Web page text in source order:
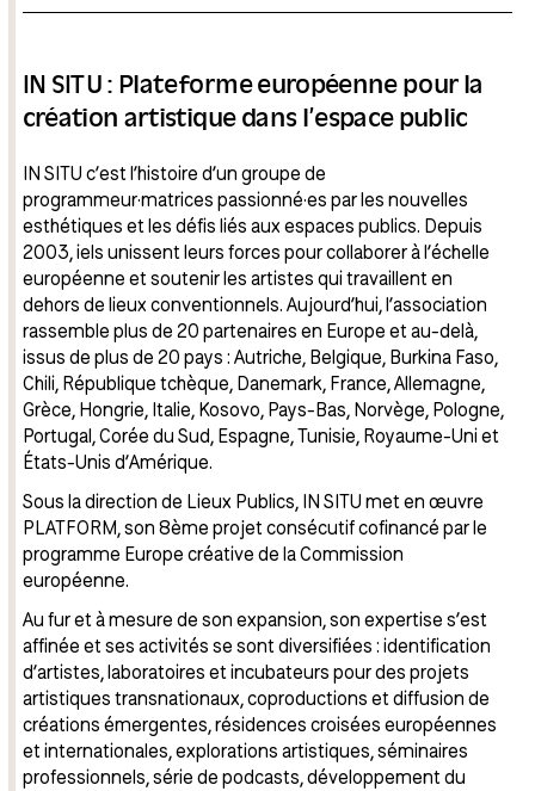
IN SITU : Plateforme européenne pour la
création artistique dans l’espace public
IN SITU c’est l’histoire d’un groupe de
programmeur·matrices passionné·es par les nouvelles
esthétiques et les défis liés aux espaces publics. Depuis
2003, iels unissent leurs forces pour collaborer à l’échelle
européenne et soutenir les artistes qui travaillent en
dehors de lieux conventionnels. Aujourd’hui, l’association
rassemble plus de 20 partenaires en Europe et au-delà,
issus de plus de 20 pays : Autriche, Belgique, Burkina Faso,
Chili, République tchèque, Danemark, France, Allemagne,
Grèce, Hongrie, Italie, Kosovo, Pays-Bas, Norvège, Pologne,
Portugal, Corée du Sud, Espagne, Tunisie, Royaume-Uni et
États-Unis d’Amérique.
Sous la direction de Lieux Publics, IN SITU met en œuvre
PLATFORM, son 8ème projet consécutif cofinancé par le
programme Europe créative de la Commission
européenne.
Au fur et à mesure de son expansion, son expertise s’est
affinée et ses activités se sont diversifiées : identification
d’artistes, laboratoires et incubateurs pour des projets
artistiques transnationaux, coproductions et diffusion de
créations émergentes, résidences croisées européennes
et internationales, explorations artistiques, séminaires
professionnels, série de podcasts, développement du